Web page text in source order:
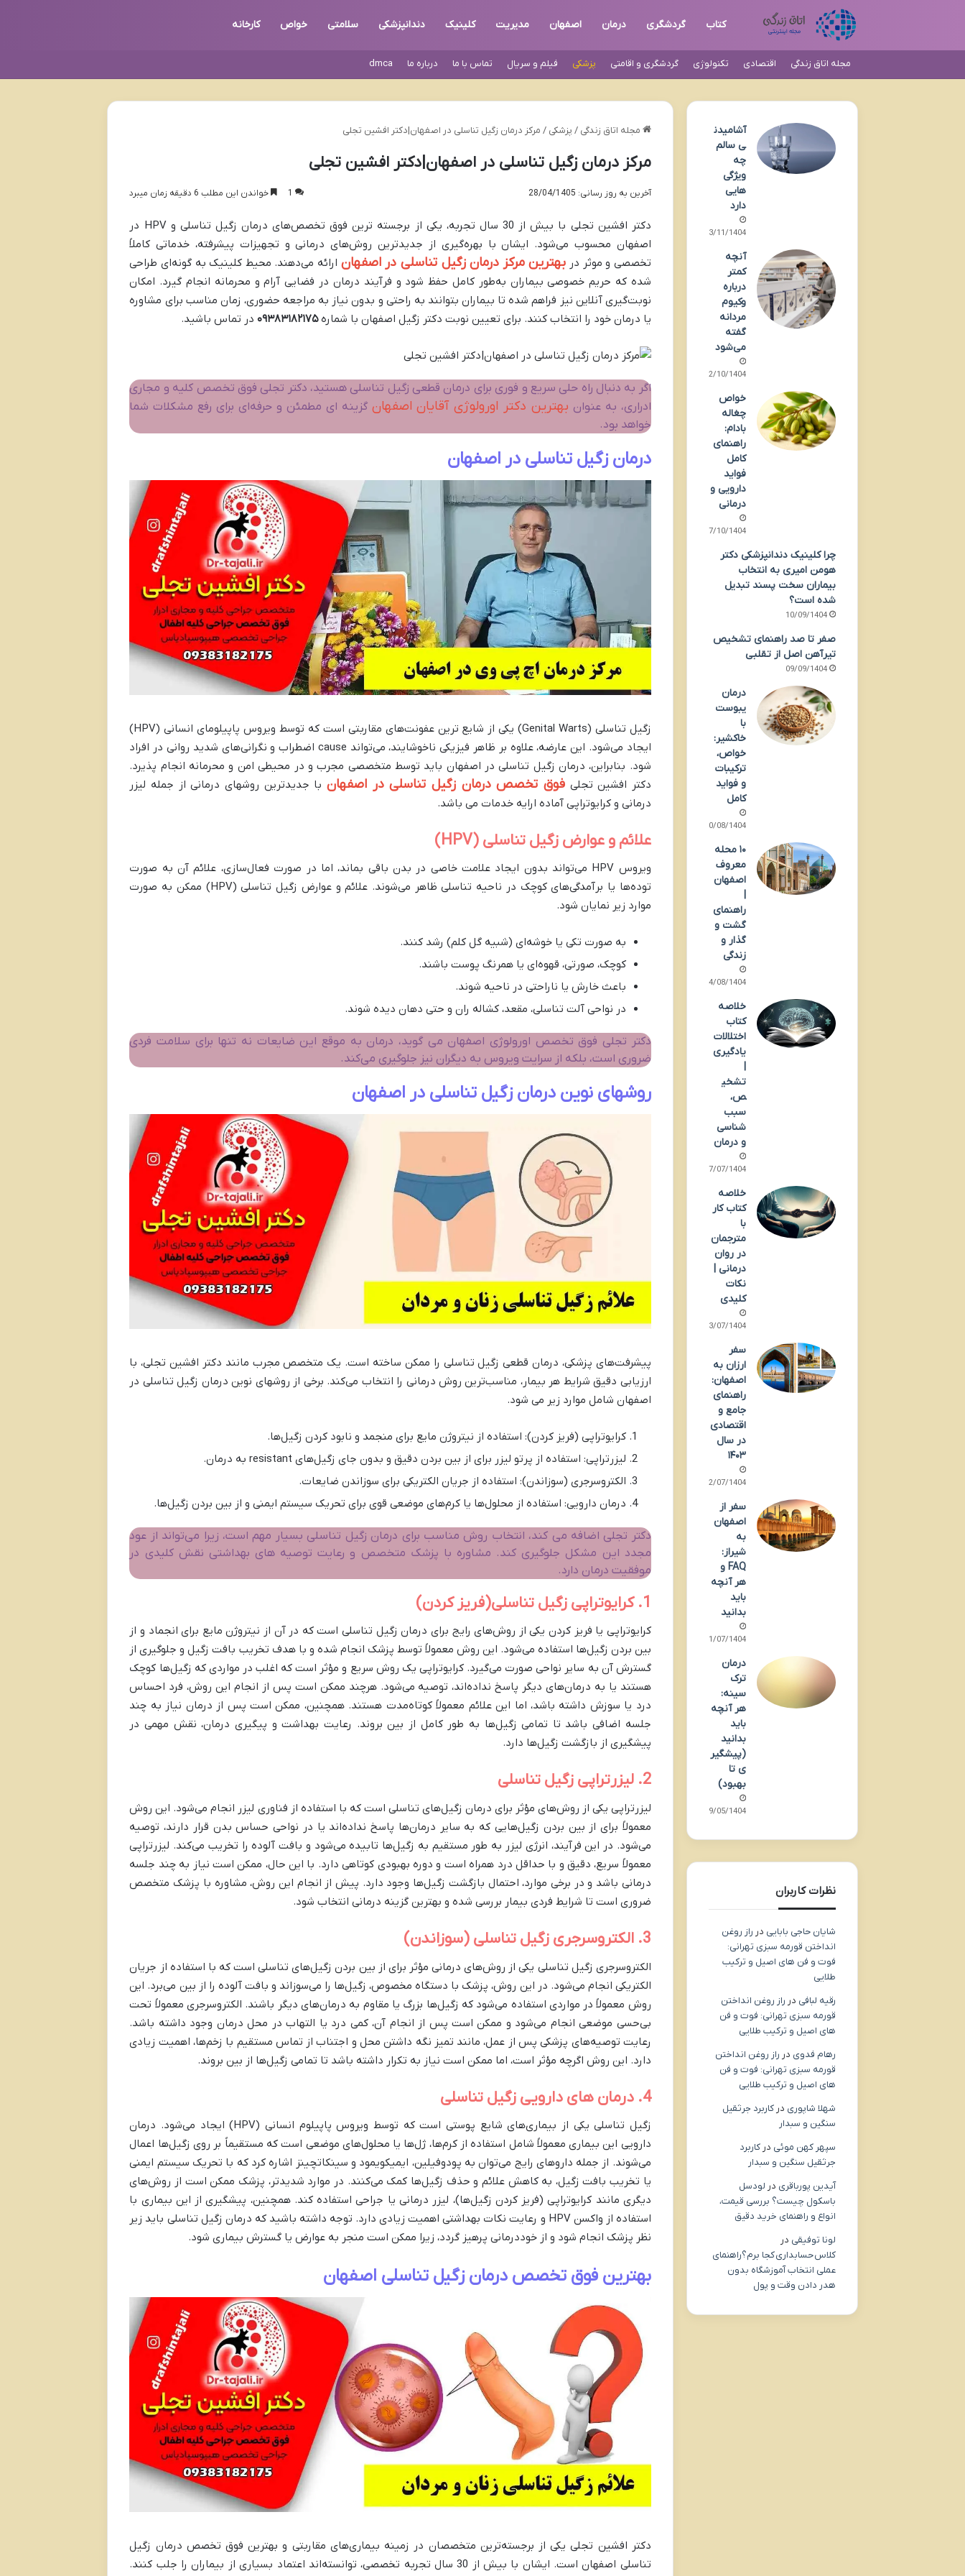
کتاب گردشگری درمان اصفهان مدیریت کلینیک دندانپزشکی سلامتی خواص کارخانه
مجله اتاق زندگی اقتصادی تکنولوژی گردشگری و اقامتی پزشکی فیلم و سریال تماس با ما درباره ما dmca
مجله اتاق زندگی / پزشکی / مرکز درمان زگیل تناسلی در اصفهان|دکتر افشین تجلی
مرکز درمان زگیل تناسلی در اصفهان|دکتر افشین تجلی
آخرین به روز رسانی: 28/04/1405 1 خواندن این مطلب 6 دقیقه زمان میبرد
دکتر افشین تجلی با بیش از 30 سال تجربه، یکی از برجسته ترین فوق تخصص‌های درمان زگیل تناسلی و HPV در
اصفهان محسوب می‌شود. ایشان با بهره‌گیری از جدیدترین روش‌های درمانی و تجهیزات پیشرفته، خدماتی کاملاً
تخصصی و موثر در بهترین مرکز درمان زگیل تناسلی در اصفهان ارائه می‌دهند. محیط کلینیک به گونه‌ای طراحی
شده که حریم خصوصی بیماران به‌طور کامل حفظ شود و فرآیند درمان در فضایی آرام و محرمانه انجام گیرد. امکان
نوبت‌گیری آنلاین نیز فراهم شده تا بیماران بتوانند به راحتی و بدون نیاز به مراجعه حضوری، زمان مناسب برای مشاوره
یا درمان خود را انتخاب کنند. برای تعیین نوبت دکتر زگیل اصفهان با شماره۰۹۳۸۳۱۸۲۱۷۵ در تماس باشید.
اگر به دنبال راه حلی سریع و فوری برای درمان قطعی زگیل تناسلی هستید، دکتر تجلی فوق تخصص کلیه و مجاری
ادراری، به عنوان بهترین دکتر اورولوژی آقایان اصفهان گزینه ای مطمئن و حرفه‌ای برای رفع مشکلات شما
خواهد بود.
درمان زگیل تناسلی در اصفهان
زگیل تناسلی (Genital Warts) یکی از شایع ترین عفونت‌های مقاربتی است که توسط ویروس پاپیلومای انسانی (HPV)
ایجاد می‌شود. این عارضه، علاوه بر ظاهر فیزیکی ناخوشایند، می‌تواند cause اضطراب و نگرانی‌های شدید روانی در افراد
شود. بنابراین، درمان زگیل تناسلی در اصفهان باید توسط متخصصی مجرب و در محیطی امن و محرمانه انجام پذیرد.
دکتر افشین تجلیفوق تخصص درمان زگیل تناسلی در اصفهان با جدیدترین روشهای درمانی از جمله لیزر
درمانی و کرایوتراپی آماده ارایه خدمات می باشد.
علائم و عوارض زگیل تناسلی (HPV)
ویروس HPV می‌تواند بدون ایجاد علامت خاصی در بدن باقی بماند، اما در صورت فعال‌سازی، علائم آن به صورت
توده‌ها یا برآمدگی‌های کوچک در ناحیه تناسلی ظاهر می‌شوند. علائم و عوارض زگیل تناسلی (HPV) ممکن به صورت
موارد زیر نمایان شود.
به صورت تکی یا خوشه‌ای (شبیه گل کلم) رشد کنند.
کوچک، صورتی، قهوه‌ای یا همرنگ پوست باشند.
باعث خارش یا ناراحتی در ناحیه شوند.
در نواحی آلت تناسلی، مقعد، کشاله ران و حتی دهان دیده شوند.
دکتر تجلی فوق تخصص اورولوژی اصفهان می گوید، درمان به موقع این ضایعات نه تنها برای سلامت فردی
ضروری است، بلکه از سرایت ویروس به دیگران نیز جلوگیری می‌کند.
روشهای نوین درمان زگیل تناسلی در اصفهان
پیشرفت‌های پزشکی، درمان قطعی زگیل تناسلی را ممکن ساخته است. یک متخصص مجرب مانند دکتر افشین تجلی، با
ارزیابی دقیق شرایط هر بیمار، مناسب‌ترین روش درمانی را انتخاب می‌کند. برخی از روشهای نوین درمان زگیل تناسلی در
اصفهان شامل موارد زیر می شود.
کرایوتراپی (فریز کردن): استفاده از نیتروژن مایع برای منجمد و نابود کردن زگیل‌ها.
لیزرتراپی: استفاده از پرتو لیزر برای از بین بردن دقیق و بدون جای زگیل‌های resistant به درمان.
الکتروسرجری (سوزاندن): استفاده از جریان الکتریکی برای سوزاندن ضایعات.
درمان دارویی: استفاده از محلول‌ها یا کرم‌های موضعی قوی برای تحریک سیستم ایمنی و از بین بردن زگیل‌ها.
دکتر تجلی اضافه می کند، انتخاب روش مناسب برای درمان زگیل تناسلی بسیار مهم است، زیرا می‌تواند از عود
مجدد این مشکل جلوگیری کند. مشاوره با پزشک متخصص و رعایت توصیه های بهداشتی نقش کلیدی در
موفقیت درمان دارد.
1. کرایوتراپی زگیل تناسلی(فریز کردن)
کرایوتراپی یا فریز کردن یکی از روش‌های رایج برای درمان زگیل تناسلی است که در آن از نیتروژن مایع برای انجماد و از
بین بردن زگیل‌ها استفاده می‌شود. این روش معمولاً توسط پزشک انجام شده و با هدف تخریب بافت زگیل و جلوگیری از
گسترش آن به سایر نواحی صورت می‌گیرد. کرایوتراپی یک روش سریع و مؤثر است که اغلب در مواردی که زگیل‌ها کوچک
هستند یا به درمان‌های دیگر پاسخ نداده‌اند، توصیه می‌شود. هرچند ممکن است پس از انجام این روش، فرد احساس
درد یا سوزش داشته باشد، اما این علائم معمولاً کوتاه‌مدت هستند. همچنین، ممکن است پس از درمان نیاز به چند
جلسه اضافی باشد تا تمامی زگیل‌ها به طور کامل از بین بروند. رعایت بهداشت و پیگیری درمان، نقش مهمی در
پیشگیری از بازگشت زگیل‌ها دارد.
2. لیزرتراپی زگیل تناسلی
لیزرتراپی یکی از روش‌های مؤثر برای درمان زگیل‌های تناسلی است که با استفاده از فناوری لیزر انجام می‌شود. این روش
معمولاً برای از بین بردن زگیل‌هایی که به سایر درمان‌ها پاسخ نداده‌اند یا در نواحی حساس بدن قرار دارند، توصیه
می‌شود. در این فرآیند، انرژی لیزر به طور مستقیم به زگیل‌ها تابیده می‌شود و بافت آلوده را تخریب می‌کند. لیزرتراپی
معمولاً سریع، دقیق و با حداقل درد همراه است و دوره بهبودی کوتاهی دارد. با این حال، ممکن است نیاز به چند جلسه
درمانی باشد و در برخی موارد، احتمال بازگشت زگیل‌ها وجود دارد. پیش از انجام این روش، مشاوره با پزشک متخصص
ضروری است تا شرایط فردی بیمار بررسی شده و بهترین گزینه درمانی انتخاب شود.
3. الکتروسرجری زگیل تناسلی (سوزاندن)
الکتروسرجری زگیل تناسلی یکی از روش‌های درمانی مؤثر برای از بین بردن زگیل‌های تناسلی است که با استفاده از جریان
الکتریکی انجام می‌شود. در این روش، پزشک با دستگاه مخصوص، زگیل‌ها را می‌سوزاند و بافت آلوده را از بین می‌برد. این
روش معمولاً در مواردی استفاده می‌شود که زگیل‌ها بزرگ یا مقاوم به درمان‌های دیگر باشند. الکتروسرجری معمولاً تحت
بی‌حسی موضعی انجام می‌شود و ممکن است پس از انجام آن، کمی درد یا التهاب در محل درمان وجود داشته باشد.
رعایت توصیه‌های پزشکی پس از عمل، مانند تمیز نگه داشتن محل و اجتناب از تماس مستقیم با زخم‌ها، اهمیت زیادی
دارد. این روش اگرچه مؤثر است، اما ممکن است نیاز به تکرار داشته باشد تا تمامی زگیل‌ها از بین بروند.
4. درمان های دارویی زگیل تناسلی
زگیل تناسلی یکی از بیماری‌های شایع پوستی است که توسط ویروس پاپیلوم انسانی (HPV) ایجاد می‌شود. درمان
دارویی این بیماری معمولاً شامل استفاده از کرم‌ها، ژل‌ها یا محلول‌های موضعی است که مستقیماً بر روی زگیل‌ها اعمال
می‌شوند. از جمله داروهای رایج می‌توان به پودوفیلین، ایمیکویمود و سینکاتچینز اشاره کرد که با تحریک سیستم ایمنی
یا تخریب بافت زگیل، به کاهش علائم و حذف زگیل‌ها کمک می‌کنند. در موارد شدیدتر، پزشک ممکن است از روش‌های
دیگری مانند کرایوتراپی (فریز کردن زگیل‌ها)، لیزر درمانی یا جراحی استفاده کند. همچنین، پیشگیری از این بیماری با
استفاده از واکسن HPV و رعایت نکات بهداشتی اهمیت زیادی دارد. توجه داشته باشید که درمان زگیل تناسلی باید زیر
نظر پزشک انجام شود و از خوددرمانی پرهیز گردد، زیرا ممکن است منجر به عوارض یا گسترش بیماری شود.
بهترین فوق تخصص درمان زگیل تناسلی اصفهان
دکتر افشین تجلی یکی از برجسته‌ترین متخصصان در زمینه بیماری‌های مقاربتی و بهترین فوق تخصص درمان زگیل
تناسلی اصفهان است. ایشان با بیش از 30 سال تجربه تخصصی، توانسته‌اند اعتماد بسیاری از بیماران را جلب کنند.
آشامیدن
ی سالم
چه
ویژگی
هایی
دارد
23/11/1404
آنچه
کمتر
درباره
وکیوم
مردانه
گفته
می‌شود
12/10/1404
خواص
چغاله
بادام:
راهنمای
کامل
فواید
دارویی و
درمانی
07/10/1404
چرا کلینیک دندانپزشکی دکتر
هومن امیری به انتخاب
بیماران سخت پسند تبدیل
شده است؟
10/09/1404
صفر تا صد راهنمای تشخیص
تیرآهن اصل از تقلبی
09/09/1404
درمان
یبوست
با
خاکشیر:
خواص،
ترکیبات
و فواید
کامل
30/08/1404
۱۰ محله
معروف
اصفهان
|
راهنمای
گشت و
گذار و
زندگی
14/08/1404
خلاصه
کتاب
اختلالات
یادگیری
|
تشخی
ص،
سبب
شناسی
و درمان
27/07/1404
خلاصه
کتاب کار
با
مترجمان
در روان
درمانی |
نکات
کلیدی
23/07/1404
سفر
ارزان به
اصفهان:
راهنمای
جامع و
اقتصادی
در سال
۱۴۰۳
12/07/1404
سفر از
اصفهان
به
شیراز:
FAQ و
هر آنچه
باید
بدانید
01/07/1404
درمان
ترک
سینه:
هر آنچه
باید
بدانید
(پیشگیر
ی تا
بهبود)
29/05/1404
نظرات کاربران
شایان حاجی بابایی در راز روغن
انداختن قورمه سبزی تهرانی:
فوت و فن های اصیل و ترکیب
طلایی
رقیه لبافی در راز روغن انداختن
قورمه سبزی تهرانی: فوت و فن
های اصیل و ترکیب طلایی
رهام فدوی در راز روغن انداختن
قورمه سبزی تهرانی: فوت و فن
های اصیل و ترکیب طلایی
شهلا شاپوری درکاربرد جرثقیل
سنگین و سبدار
سپهر کهن موئی درکاربرد
جرثقیل سنگین و سبدار
آیدین پورباقری در لودسل
باسکول چیست؟ بررسی قیمت،
انواع و راهنمای خرید دقیق
لونا توفیقی در
کلاس حسابداری کجا برم؟راهنمای
عملی انتخاب آموزشگاه بدون
هدر دادن وقت و پول